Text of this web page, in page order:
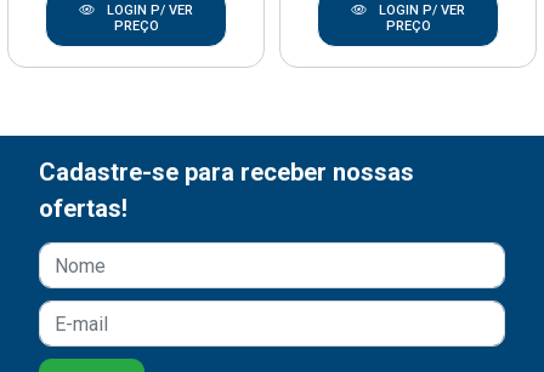
LOGIN P/ VER
PREÇO
LOGIN P/ VER
PREÇO
Cadastre-se para receber nossas
ofertas!